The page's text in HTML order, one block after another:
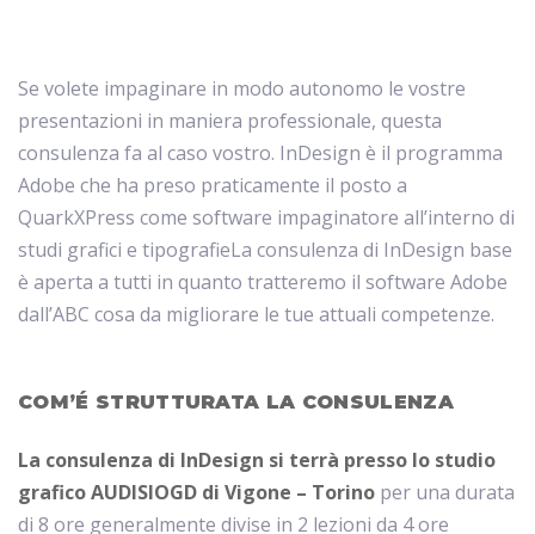
Pinerolo
Saluzzo
Se volete impaginare in modo autonomo le vostre
presentazioni in maniera professionale, questa
consulenza fa al caso vostro. InDesign è il programma
Adobe che ha preso praticamente il posto a
QuarkXPress come software impaginatore all’interno di
studi grafici e tipografieLa consulenza di InDesign base
è aperta a tutti in quanto tratteremo il software Adobe
dall’ABC cosa da migliorare le tue attuali competenze.
COM’É STRUTTURATA LA CONSULENZA
La consulenza di InDesign si terrà presso lo studio
grafico AUDISIOGD di Vigone – Torino per una durata
di 8 ore generalmente divise in 2 lezioni da 4 ore